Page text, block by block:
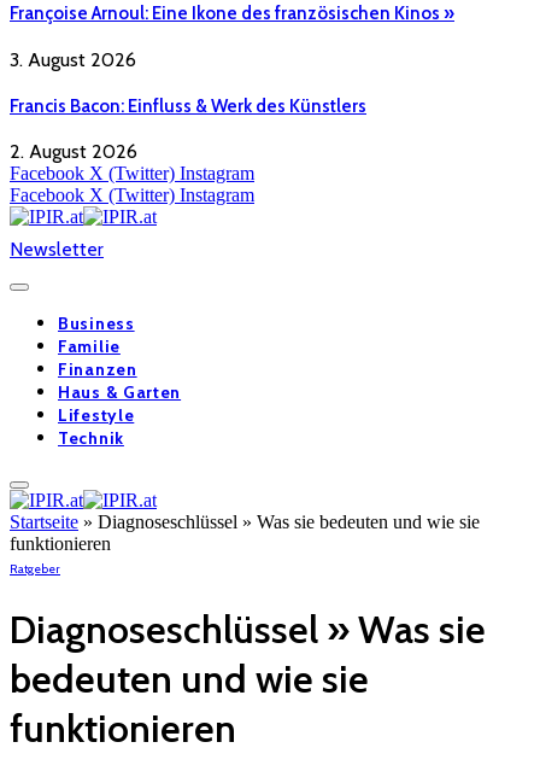
Françoise Arnoul: Eine Ikone des französischen Kinos »
3. August 2026
Francis Bacon: Einfluss & Werk des Künstlers
2. August 2026
Facebook X (Twitter) Instagram
Facebook X (Twitter) Instagram
Newsletter
Business
Familie
Finanzen
Haus & Garten
Lifestyle
Technik
Startseite » Diagnoseschlüssel » Was sie bedeuten und wie sie
funktionieren
Ratgeber
Diagnoseschlüssel » Was sie
bedeuten und wie sie
funktionieren